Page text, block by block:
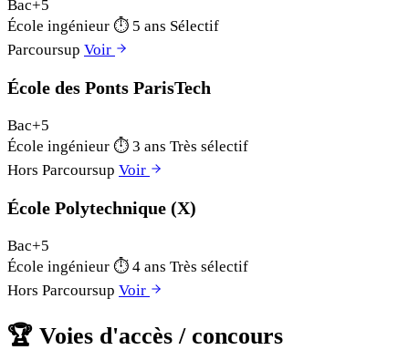
Bac+5
École ingénieur ⏱ 5 ans Sélectif
Parcoursup Voir
École des Ponts ParisTech
Bac+5
École ingénieur ⏱ 3 ans Très sélectif
Hors Parcoursup Voir
École Polytechnique (X)
Bac+5
École ingénieur ⏱ 4 ans Très sélectif
Hors Parcoursup Voir
🏆 Voies d'accès / concours